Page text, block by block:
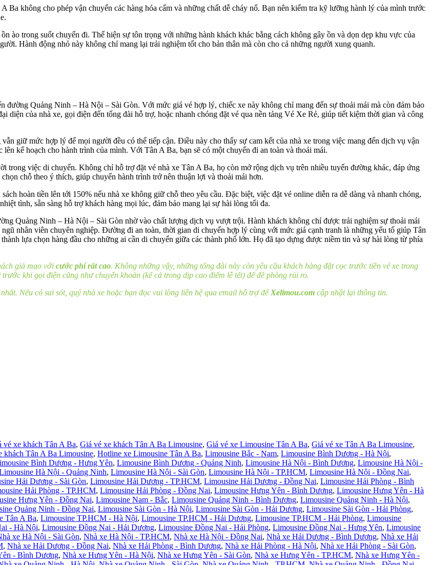
Ba không cho phép vận chuyển các hàng hóa cấm và những chất dễ cháy nổ. Bạn nên kiểm tra kỹ lưỡng hành lý của mình trước
ào trong suốt chuyến đi. Thể hiện sự tôn trọng với những hành khách khác bằng cách không gây ồn và dọn dẹp khu vực của
Hành động nhỏ này không chỉ mang lại trải nghiệm tốt cho bản thân mà còn cho cả những người xung quanh.
Quảng Ninh – Hà Nội – Sài Gòn. Với mức giá vé hợp lý, chiếc xe này không chỉ mang đến sự thoải mái mà còn đảm bảo
diện của nhà xe, gọi điện đến tổng đài hỗ trợ, hoặc nhanh chóng đặt vé qua nền tảng Vé Xe Rẻ, giúp tiết kiệm thời gian và công
giữ mức hợp lý để mọi người đều có thể tiếp cận. Điều này cho thấy sự cam kết của nhà xe trong việc mang đến dịch vụ vận
kế hoạch cho hành trình của mình. Với Tân A Ba, bạn sẽ có một chuyến đi an toàn và thoải mái.
trong việc di chuyển. Không chỉ hỗ trợ đặt vé nhà xe Tân A Ba, họ còn mở rộng dịch vụ trên nhiều tuyến đường khác, đáp ứng
chỗ theo ý thích, giúp chuyến hành trình trở nên thuận lợi và thoải mái hơn.
hoàn tiền lên tới 150% nếu nhà xe không giữ chỗ theo yêu cầu. Đặc biệt, việc đặt vé online diễn ra dễ dàng và nhanh chóng,
tình, sẵn sàng hỗ trợ khách hàng mọi lúc, đảm bảo mang lại sự hài lòng tối đa.
Quảng Ninh – Hà Nội – Sài Gòn nhờ vào chất lượng dịch vụ vượt trội. Hành khách không chỉ được trải nghiệm sự thoải mái
nhân viên chuyên nghiệp. Đường đi an toàn, thời gian di chuyển hợp lý cùng với mức giá cạnh tranh là những yếu tố giúp Tân
lựa chọn hàng đầu cho những ai cần di chuyển giữa các thành phố lớn. Họ đã tạo dựng được niềm tin và sự hài lòng từ phía
giả mạo với cước phí rất cao. Không những vậy, những tổng đài này còn yêu cầu khách hàng đặt cọc trước tiền vé xe trong
khi gọi điện cũng như chuyển khoản (kể cả trong dịp cao điểm lễ tết) để đề phòng rủi ro.
Nếu có sai sót, quý nhà xe hoặc bạn đọc vui lòng liên hệ qua email hỗ trợ đểXelimou.com cập nhật lại thông tin.
vé xe khách Tân A Ba, Giá vé xe khách Tân A Ba Limousine, Giá vé xe Limousine Tân A Ba, Giá vé xe Tân A Ba Limousine,
khách Tân A Ba Limousine, Hotline xe Limousine Tân A Ba, Limousine Bắc - Nam, Limousine Bình Dương - Hà Nội,
Bình Dương - Hưng Yên, Limousine Bình Dương - Quảng Ninh, Limousine Hà Nội - Bình Dương, Limousine Hà Nội -
Hà Nội - Quảng Ninh, Limousine Hà Nội - Sài Gòn, Limousine Hà Nội - TP.HCM, Limousine Hà Nội - Đồng Nai,
Hải Dương - Sài Gòn, Limousine Hải Dương - TP.HCM, Limousine Hải Dương - Đồng Nai, Limousine Hải Phòng - Bình
Hải Phòng - TP.HCM, Limousine Hải Phòng - Đồng Nai, Limousine Hưng Yên - Bình Dương, Limousine Hưng Yên - Hà
Hưng Yên - Đồng Nai, Limousine Nam - Bắc, Limousine Quảng Ninh - Bình Dương, Limousine Quảng Ninh - Hà Nội,
Quảng Ninh - Đồng Nai, Limousine Sài Gòn - Hà Nội, Limousine Sài Gòn - Hải Dương, Limousine Sài Gòn - Hải Phòng,
Tân A Ba, Limousine TP.HCM - Hà Nội, Limousine TP.HCM - Hải Dương, Limousine TP.HCM - Hải Phòng, Limousine
- Hà Nội, Limousine Đồng Nai - Hải Dương, Limousine Đồng Nai - Hải Phòng, Limousine Đồng Nai - Hưng Yên, Limousine
xe Hà Nội - Sài Gòn, Nhà xe Hà Nội - TP.HCM, Nhà xe Hà Nội - Đồng Nai, Nhà xe Hải Dương - Bình Dương, Nhà xe Hải
, Nhà xe Hải Dương - Đồng Nai, Nhà xe Hải Phòng - Bình Dương, Nhà xe Hải Phòng - Hà Nội, Nhà xe Hải Phòng - Sài Gòn,
- Bình Dương, Nhà xe Hưng Yên - Hà Nội, Nhà xe Hưng Yên - Sài Gòn, Nhà xe Hưng Yên - TP.HCM, Nhà xe Hưng Yên -